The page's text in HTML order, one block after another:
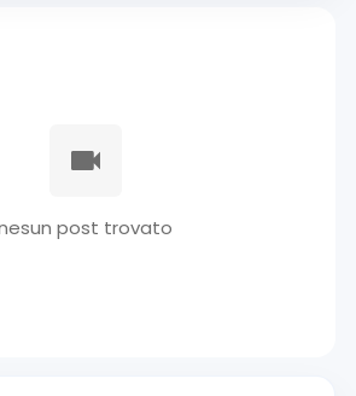
post trovato